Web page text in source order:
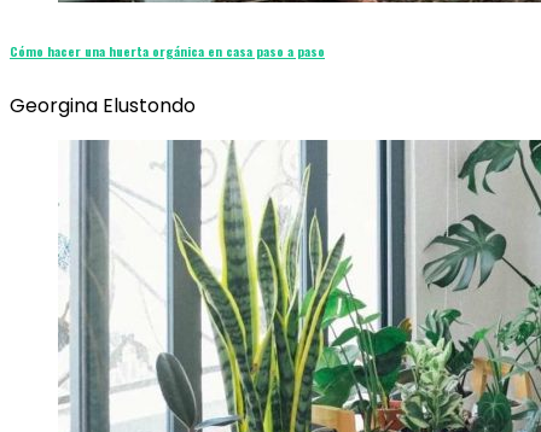
Cómo hacer una huerta orgánica en casa paso a paso
Georgina Elustondo